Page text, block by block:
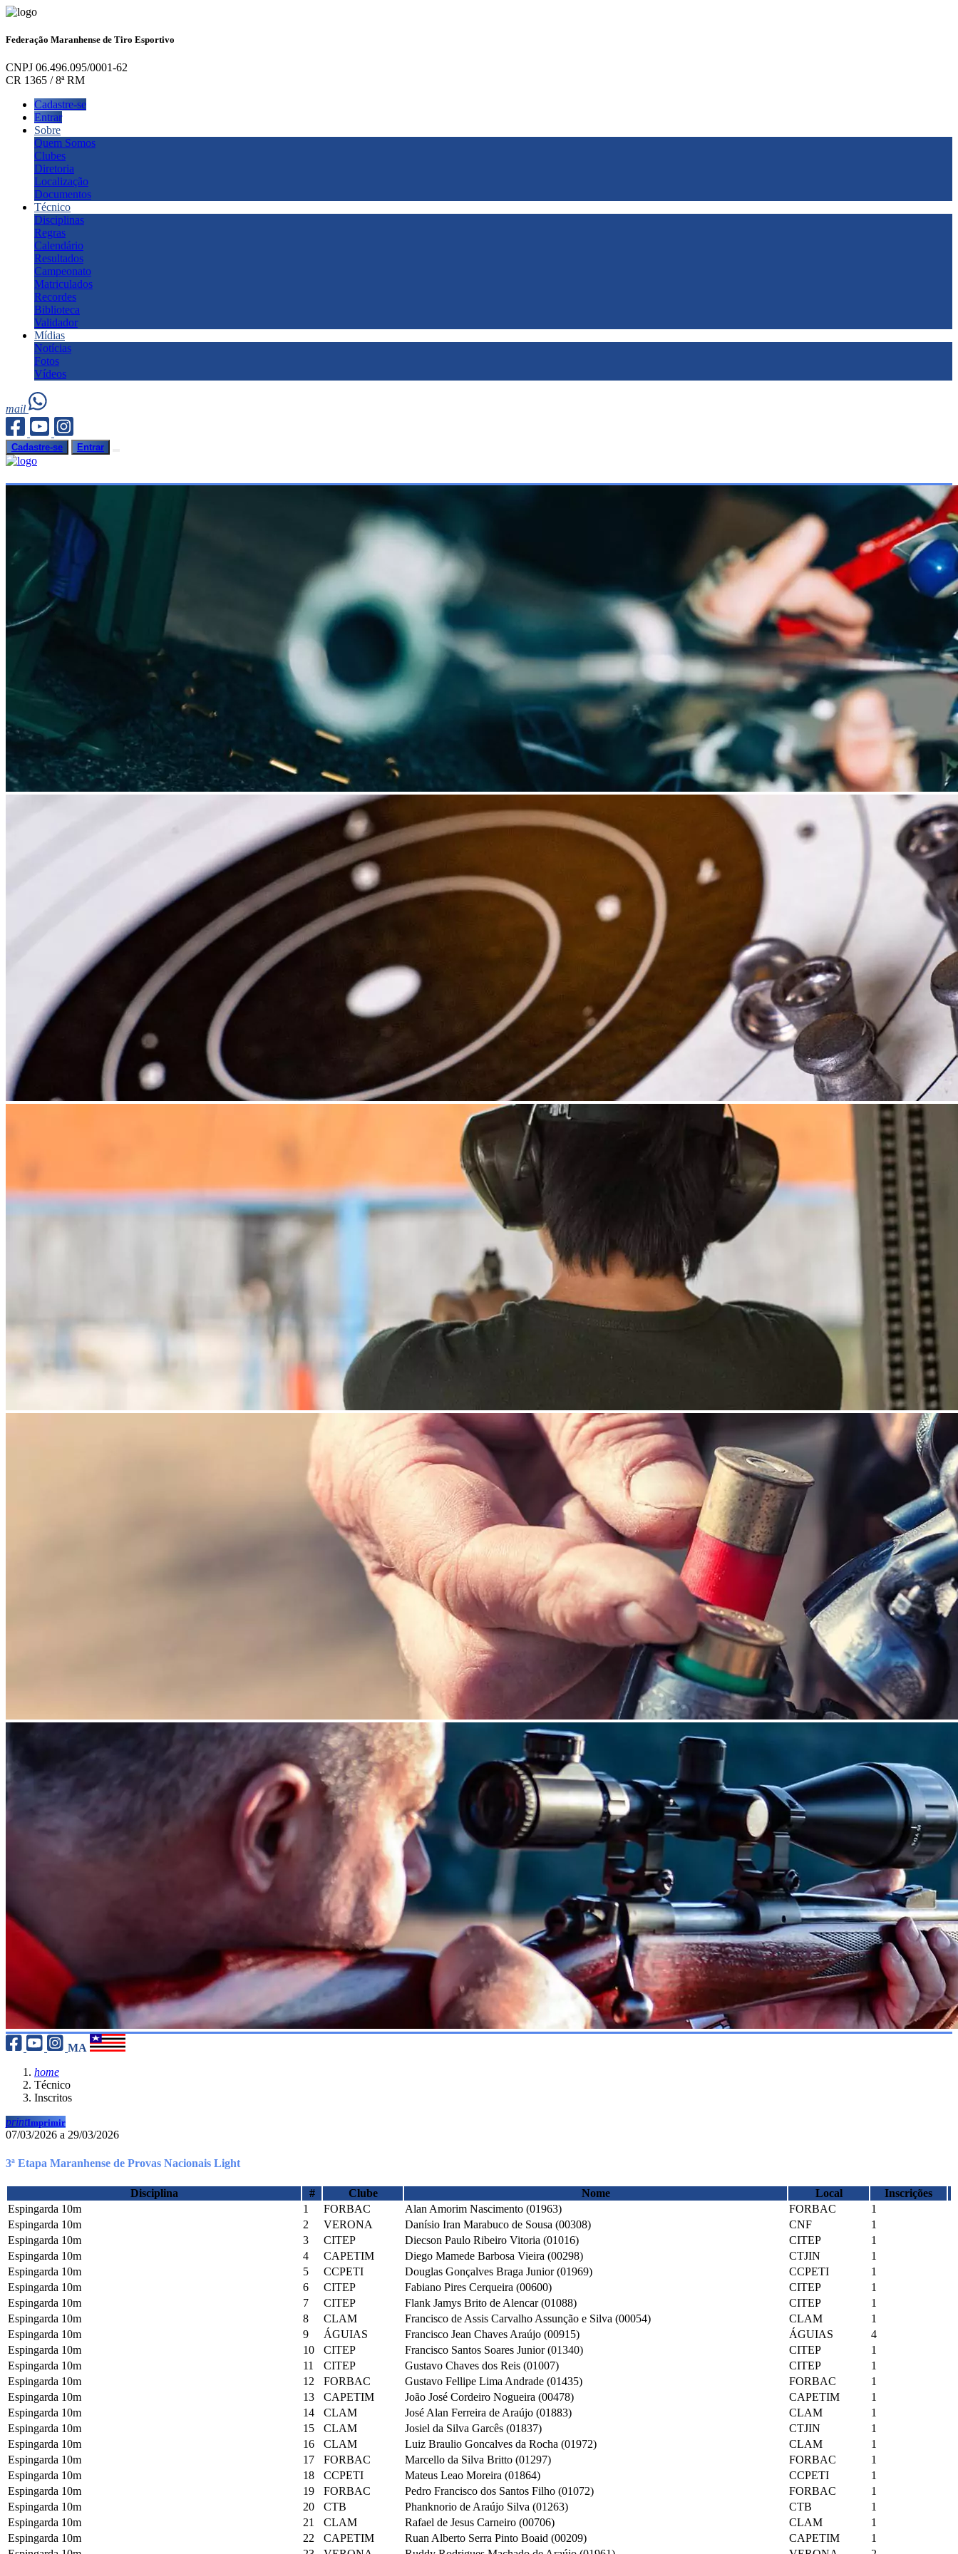
Federação Maranhense de Tiro Esportivo
CNPJ 06.496.095/0001-62
CR 1365 / 8ª RM
Cadastre-se
Entrar
Sobre
Quem Somos
Clubes
Diretoria
Localização
Documentos
Técnico
Disciplinas
Regras
Calendário
Resultados
Campeonato
Matriculados
Recordes
Biblioteca
Validador
Mídias
Notícias
Fotos
Vídeos
mail
Cadastre-se Entrar
MA
home
Técnico
Inscritos
printImprimir
07/03/2026 a 29/03/2026
3ª Etapa Maranhense de Provas Nacionais Light
Disciplina # Clube Nome Local
Inscrições
Espingarda 10m
1 FORBAC Alan Amorim Nascimento (01963) FORBAC
1
Espingarda 10m
2 VERONA Danísio Iran Marabuco de Sousa (00308) CNF
1
Espingarda 10m
3 CITEP Diecson Paulo Ribeiro Vitoria (01016) CITEP
1
Espingarda 10m
4 CAPETIM Diego Mamede Barbosa Vieira (00298) CTJIN
1
Espingarda 10m
5 CCPETI Douglas Gonçalves Braga Junior (01969) CCPETI
1
Espingarda 10m
6 CITEP Fabiano Pires Cerqueira (00600) CITEP
1
Espingarda 10m
7 CITEP Flank Jamys Brito de Alencar (01088) CITEP
1
Espingarda 10m
8 CLAM Francisco de Assis Carvalho Assunção e Silva (00054) CLAM
1
Espingarda 10m
9 ÁGUIAS Francisco Jean Chaves Araújo (00915) ÁGUIAS
4
Espingarda 10m
10 CITEP Francisco Santos Soares Junior (01340) CITEP
1
Espingarda 10m
11 CITEP Gustavo Chaves dos Reis (01007) CITEP
1
Espingarda 10m
12 FORBAC Gustavo Fellipe Lima Andrade (01435) FORBAC
1
Espingarda 10m
13 CAPETIM João José Cordeiro Nogueira (00478) CAPETIM
1
Espingarda 10m
14 CLAM José Alan Ferreira de Araújo (01883) CLAM
1
Espingarda 10m
15 CLAM Josiel da Silva Garcês (01837) CTJIN
1
Espingarda 10m
16 CLAM Luiz Braulio Goncalves da Rocha (01972) CLAM
1
Espingarda 10m
17 FORBAC Marcello da Silva Britto (01297) FORBAC
1
Espingarda 10m
18 CCPETI Mateus Leao Moreira (01864) CCPETI
1
Espingarda 10m
19 FORBAC Pedro Francisco dos Santos Filho (01072) FORBAC
1
Espingarda 10m
20 CTB Phanknorio de Araújo Silva (01263) CTB
1
Espingarda 10m
21 CLAM Rafael de Jesus Carneiro (00706) CLAM
1
Espingarda 10m
22 CAPETIM Ruan Alberto Serra Pinto Boaid (00209) CAPETIM
1